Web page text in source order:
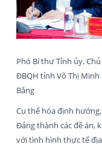
Phó Bí thư Tỉnh ủy,
ĐBQH tỉnh Võ Thị
Bằng
Cụ thể hóa định
Đảng thành các đề án,
với tình hình thực tế